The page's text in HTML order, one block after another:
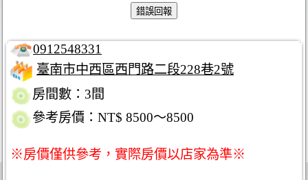
0912548331
臺南市中西區西門路二段228巷2號
房間數：3間
參考房價：NT$ 8500～8500
※房價僅供參考，實際房價以店家為準※